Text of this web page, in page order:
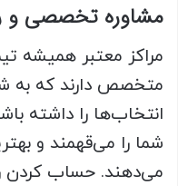
مشاوره تخصصی و
مراکز معتبر همیشه
متخصص دارند که به
انتخاب‌ها را داشته
شما را می‌قهمند و
می‌دهند. حساب کردن